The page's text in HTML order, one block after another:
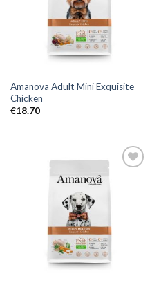
Amanova Adult Mini Exquisite
Chicken
€18.70